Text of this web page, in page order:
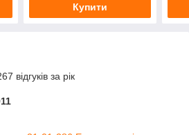
Купити
відгуків за рік